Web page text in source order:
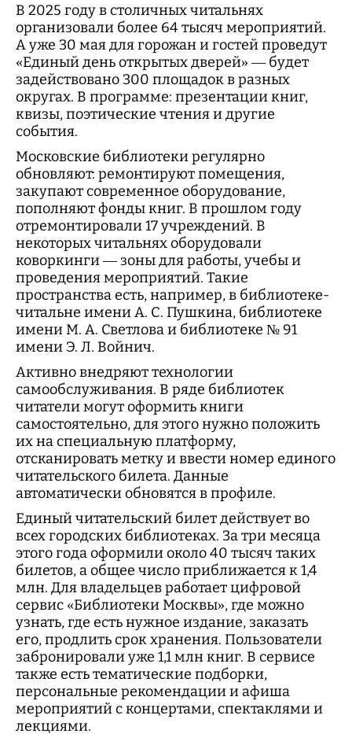
В 2025 году в столичных читальнях
организовали более 64 тысяч мероприятий.
А уже 30 мая для горожан и гостей проведут
«Единый день открытых дверей» — будет
задействовано 300 площадок в разных
округах. В программе: презентации книг,
квизы, поэтические чтения и другие
события.
Московские библиотеки регулярно
обновляют: ремонтируют помещения,
закупают современное оборудование,
пополняют фонды книг. В прошлом году
отремонтировали 17 учреждений. В
некоторых читальнях оборудовали
коворкинги — зоны для работы, учебы и
проведения мероприятий. Такие
пространства есть, например, в библиотеке-
читальне имени А. С. Пушкина, библиотеке
имени М. А. Светлова и библиотеке № 91
имени Э. Л. Войнич.
Активно внедряют технологии
самообслуживания. В ряде библиотек
читатели могут оформить книги
самостоятельно, для этого нужно положить
их на специальную платформу,
отсканировать метку и ввести номер единого
читательского билета. Данные
автоматически обновятся в профиле.
Единый читательский билет действует во
всех городских библиотеках. За три месяца
этого года оформили около 40 тысяч таких
билетов, а общее число приближается к 1,4
млн. Для владельцев работает цифровой
сервис «Библиотеки Москвы», где можно
узнать, где есть нужное издание, заказать
его, продлить срок хранения. Пользователи
забронировали уже 1,1 млн книг. В сервисе
также есть тематические подборки,
персональные рекомендации и афиша
мероприятий с концертами, спектаклями и
лекциями.